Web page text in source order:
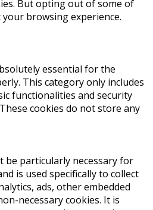
But opting out of some of
browsing experience.
essential for the
This category only includes
functionalities and security
cookies do not store any
be particularly necessary for
is used specifically to collect
ads, other embedded
necessary cookies. It is